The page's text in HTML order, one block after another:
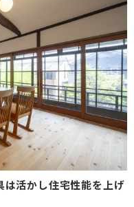
活かし住宅性能を上げ